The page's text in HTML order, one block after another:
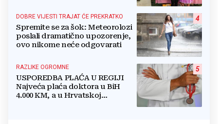
4
DOBRE VIJESTI TRAJAT ĆE PREKRATKO
Spremite se za šok: Meteorolozi
poslali dramatično upozorenje,
ovo nikome neće odgovarati
5
RAZLIKE OGROMNE
USPOREDBA PLAĆA U REGIJI
Najveća plaća doktora u BiH
4.000 KM, a u Hrvatskoj